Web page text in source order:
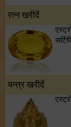
रत्न खरीदें
यन्त्र खरीदें